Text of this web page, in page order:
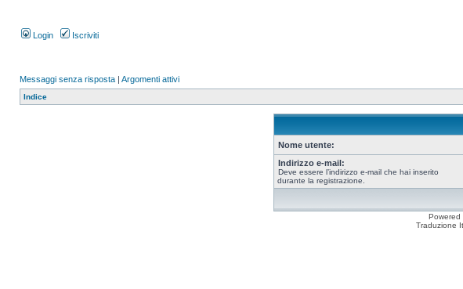
Login Iscriviti
Messaggi senza risposta | Argomenti attivi
Indice
Nome utente:
Indirizzo e-mail:
Deve essere l’indirizzo e-mail che hai inserito
durante la registrazione.
Powered
Traduzione